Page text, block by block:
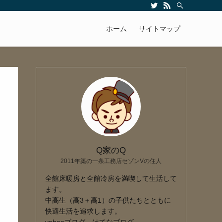
ホーム サイトマップ
Q家のQ
2011年築の一条工務店セゾンVの住人
全館床暖房と全館冷房を満喫して生活して
ます。
中高生（高3＋高1）の子供たちとともに
快適生活を追求します。